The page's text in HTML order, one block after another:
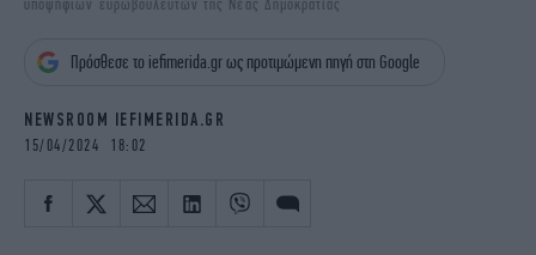
iBOOKS
ΖΩΔΙΑ
OSCARS
NEWSLETTER
υποψήφιων ευρωβουλευτών της Νέας Δημοκρατίας
Πρόσθεσε το iefimerida.gr ως προτιμώμενη πηγή στη Google
NEWSROOM IEFIMERIDA.GR
15/04/2024 18:02